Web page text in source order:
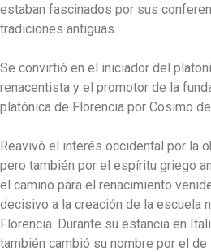
estaban fascinados por sus
tradiciones antiguas.
Se convirtió en el iniciador del
renacentista y el promotor de la
platónica de Florencia por Cosimo
Reavivó el interés occidental por la
pero también por el espíritu griego
el camino para el renacimiento
decisivo a la creación de la escuela
Florencia. Durante su estancia en
también cambió su nombre por el